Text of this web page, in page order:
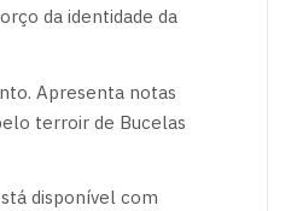
da identidade da
Apresenta notas
terroir de Bucelas
disponível com